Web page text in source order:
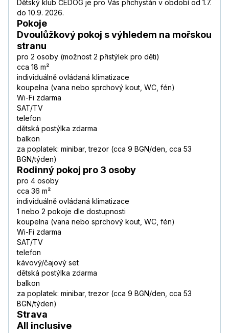
Dětský klub ČEDOG je pro Vás přichystán v období od 1.7.
do 10.9. 2026.
Pokoje
Dvoulůžkový pokoj s výhledem na mořskou
stranu
pro 2 osoby (možnost 2 přistýlek pro děti)
cca 18 m²
individuálně ovládaná klimatizace
koupelna (vana nebo sprchový kout, WC, fén)
Wi-Fi zdarma
SAT/TV
telefon
dětská postýlka zdarma
balkon
za poplatek: minibar, trezor (cca 9 BGN/den, cca 53
BGN/týden)
Rodinný pokoj pro 3 osoby
pro 4 osoby
cca 36 m²
individuálně ovládaná klimatizace
1 nebo 2 pokoje dle dostupnosti
koupelna (vana nebo sprchový kout, WC, fén)
Wi-Fi zdarma
SAT/TV
telefon
kávový/čajový set
dětská postýlka zdarma
balkon
za poplatek: minibar, trezor (cca 9 BGN/den, cca 53
BGN/týden)
Strava
All inclusive